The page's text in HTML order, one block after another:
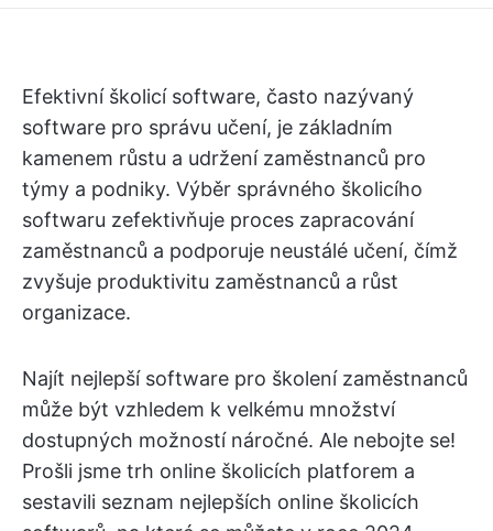
Efektivní školicí software, často nazývaný
software pro správu učení, je základním
kamenem růstu a udržení zaměstnanců pro
týmy a podniky. Výběr správného školicího
softwaru zefektivňuje proces zapracování
zaměstnanců a podporuje neustálé učení, čímž
zvyšuje produktivitu zaměstnanců a růst
organizace.
Najít nejlepší software pro školení zaměstnanců
může být vzhledem k velkému množství
dostupných možností náročné. Ale nebojte se!
Prošli jsme trh online školicích platforem a
sestavili seznam nejlepších online školicích